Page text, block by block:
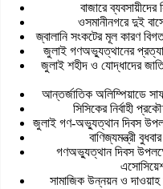
বাজারে
ওসমানীনগরে দুই
জ্বালানি সংকটের মূল কারণ
জুলাই গণঅভ্যুত্থানের
জুলাই শহীদ ও যোদ্ধাদের
আন্তর্জাতিক অলিম্পিয়াডে
সিসিকের নির্বাহী
জুলাই গণ-অভ্যুত্থান দিবস
বাণিজ্যমন্ত্রী
গণঅভ্যুত্থান দিবস
সামাজিক উন্নয়ন ও দাওয়াহ